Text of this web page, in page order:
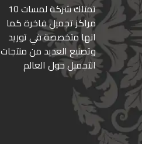
ﺗﻤﺘﻠﻚ ﺷﺮﻛﺔ ﻟﻤﺴﺎت 10
ﻣﺮاﻛﺰ ﺗﺠﻤﻴﻞ ﻓﺎﺧﺮة كما
انها ﻣﺘﺨﺼﺼﺔ ﻓﻲ ﺗﻮرﻳﺪ
وﺗﺼﻨﻴﻊ اﻟﻌﺪﻳﺪ ﻣﻦ ﻣﻨﺘﺠﺎت
اﻟﺘﺠﻤﻴﻞ ﺣﻮل اﻟﻌﺎﻟﻢ